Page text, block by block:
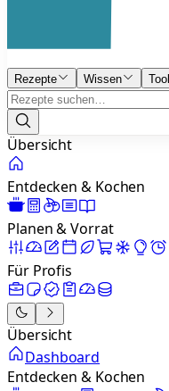
Rezepte Wissen
Übersicht
Entdecken & Kochen
Planen & Vorrat
Für Profis
Übersicht
Dashboard
Entdecken & Kochen